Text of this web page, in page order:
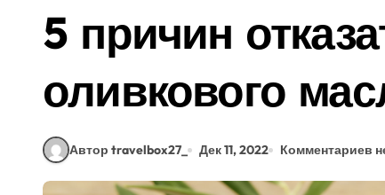
5 причин
оливкового
Автор travelbox27_ Дек 11, 2022 Комментариев